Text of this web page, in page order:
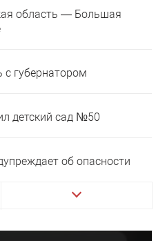
область — Большая
губернатором
детский сад №50
об опасности